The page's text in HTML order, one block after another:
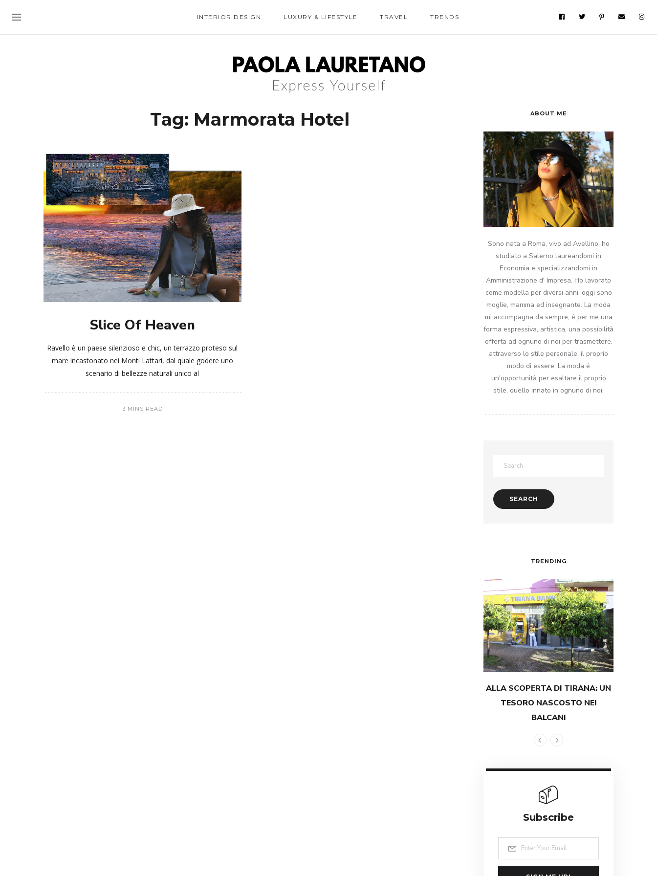
INTERIOR DESIGN LUXURY & LIFESTYLE TRAVEL TRENDS
Tag: Marmorata Hotel
Slice Of Heaven
Ravello è un paese silenzioso e chic, un terrazzo proteso sul
mare incastonato nei Monti Lattari, dal quale godere uno
scenario di bellezze naturali unico al
3 MINS READ
ABOUT ME
Sono nata a Roma, vivo ad Avellino, ho
studiato a Salerno laureandomi in
Economia e specializzandomi in
Amministrazione d' Impresa. Ho lavorato
come modella per diversi anni, oggi sono
moglie, mamma ed insegnante. La moda
mi accompagna da sempre, é per me una
forma espressiva, artistica, una possibilità
offerta ad ognuno di noi per trasmettere,
attraverso lo stile personale, il proprio
modo di essere. La moda é
un'opportunità per esaltare il proprio
stile, quello innato in ognuno di noi.
TRENDING
ALLA SCOPERTA DI TIRANA: UN
TESORO NASCOSTO NEI
BALCANI
Subscribe